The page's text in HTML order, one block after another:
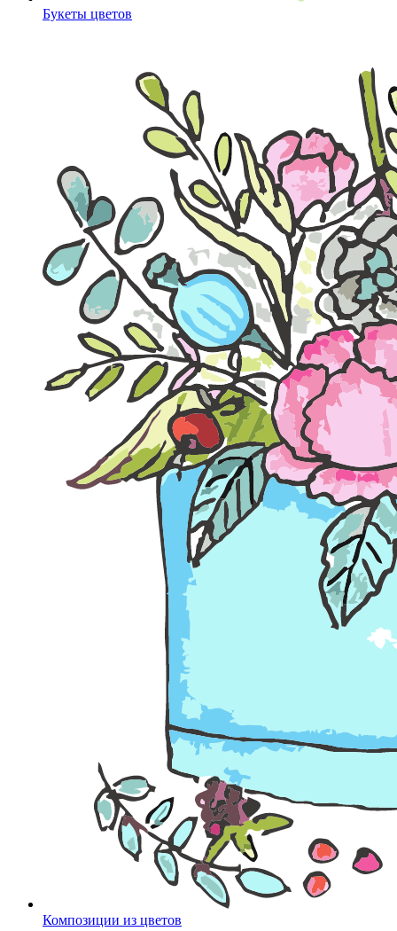
Букеты цветов
Композиции из цветов